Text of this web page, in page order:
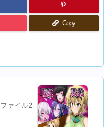
Copy
ァイル2